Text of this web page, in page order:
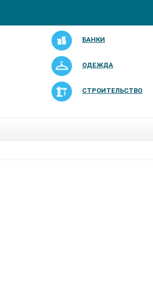
БАНКИ
ОДЕЖДА
СТРОИТЕЛЬСТВО